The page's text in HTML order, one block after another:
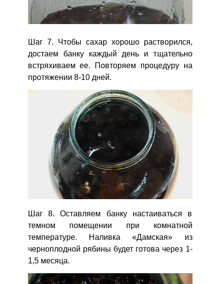
Шаг 7. Чтобы сахар хорошо растворился,
достаем банку каждый день и тщательно
встряхиваем ее. Повторяем процедуру на
протяжении 8-10 дней.
Шаг 8. Оставляем банку настаиваться в
темном помещении при комнатной
температуре. Наливка «Дамская» из
черноплодной рябины будет готова через 1-
1,5 месяца.